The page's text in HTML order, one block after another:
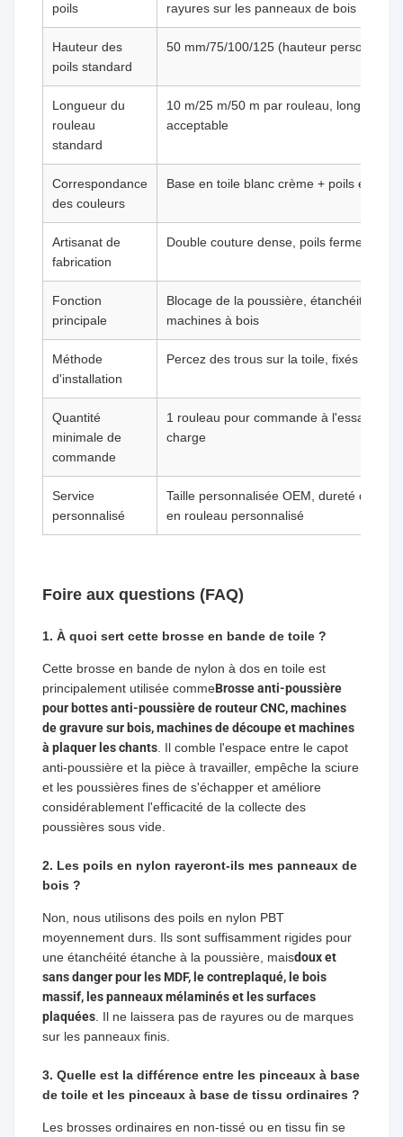
poils
rayures sur les panneaux de bois
Hauteur des
poils standard
50 mm/75/100/125 (hauteur
Longueur du
rouleau
standard
10 m/25 m/50 m par rouleau, longueur
acceptable
Correspondance
des couleurs
Base en toile blanc crème + poils en
Artisanat de
fabrication
Double couture dense, poils fermement
Fonction
principale
Blocage de la poussière, étanchéité,
machines à bois
Méthode
d'installation
Percez des trous sur la toile, fixés par
Quantité
minimale de
commande
1 rouleau pour commande à l'essai,
charge
Service
personnalisé
Taille personnalisée OEM, dureté des
en rouleau personnalisé
Foire aux questions (FAQ)
1. À quoi sert cette brosse en bande de toile ?
Cette brosse en bande de nylon à dos en toile est
principalement utilisée commeBrosse anti-poussière
pour bottes anti-poussière de routeur CNC, machines
de gravure sur bois, machines de découpe et machines
à plaquer les chants . Il comble l'espace entre le capot
anti-poussière et la pièce à travailler, empêche la sciure
et les poussières fines de s'échapper et améliore
considérablement l'efficacité de la collecte des
poussières sous vide.
2. Les poils en nylon rayeront-ils mes panneaux de
bois ?
Non, nous utilisons des poils en nylon PBT
moyennement durs. Ils sont suffisamment rigides pour
une étanchéité étanche à la poussière, maisdoux et
sans danger pour les MDF, le contreplaqué, le bois
massif, les panneaux mélaminés et les surfaces
plaquées . Il ne laissera pas de rayures ou de marques
sur les panneaux finis.
3. Quelle est la différence entre les pinceaux à base
de toile et les pinceaux à base de tissu ordinaires ?
Les brosses ordinaires en non-tissé ou en tissu fin se